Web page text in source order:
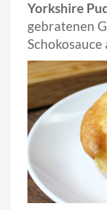
Yorkshire
gebratenen